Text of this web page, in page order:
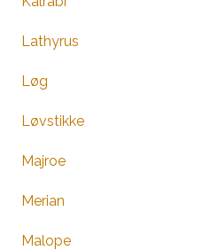
Lathyrus
Løg
Løvstikke
Majroe
Merian
Malope